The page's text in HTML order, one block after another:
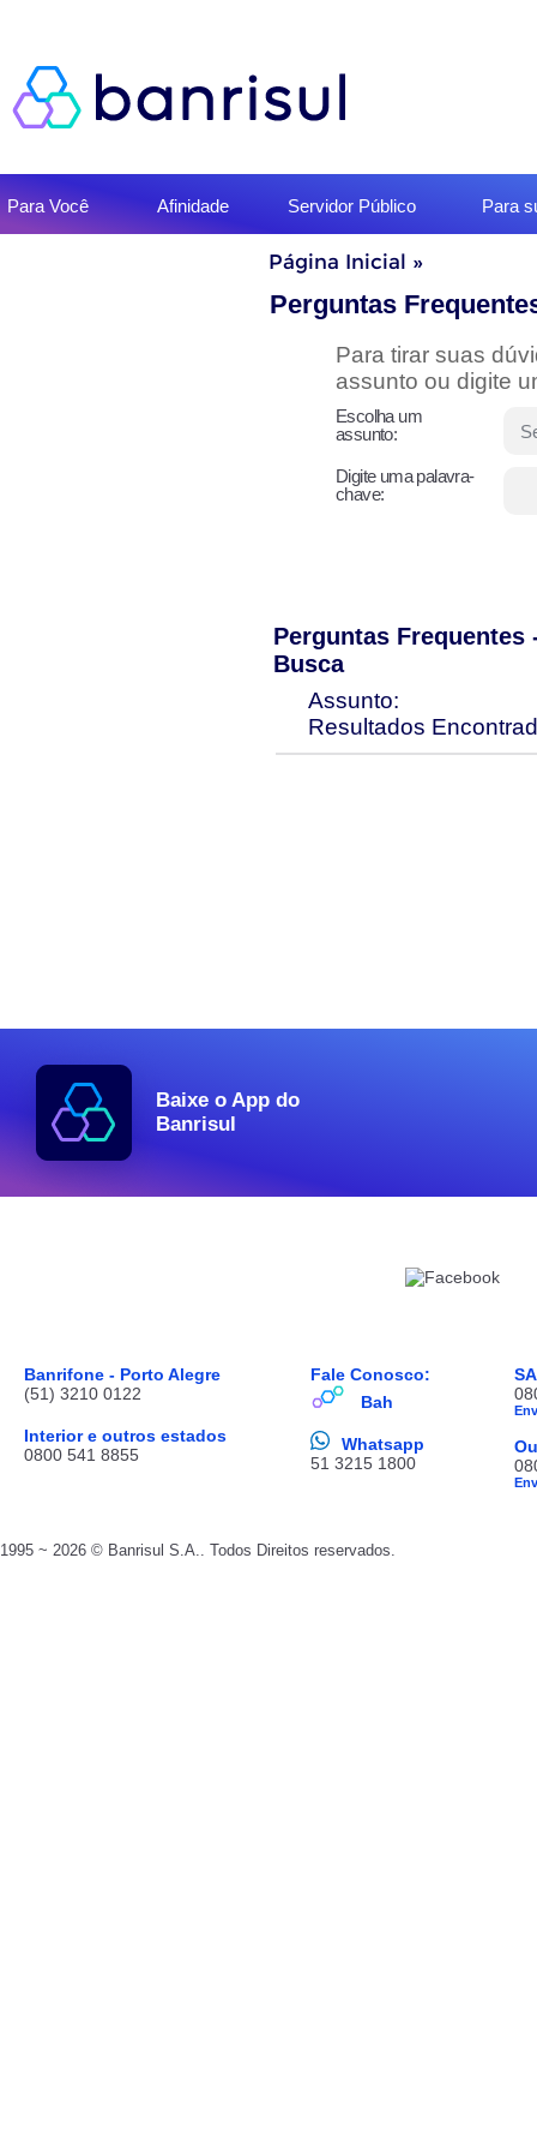
do
menu
Para Você Afinidade Servidor Público Para
Início
doPágina Inicial »
Perguntas
Para tirar suas
assunto ou digite
Escolha um
assunto:
Digite uma palavra-
chave:
Perguntas Frequentes
Busca
Assunto:
Resultados
Baixe o App do
Banrisul
Banrifone - Porto Alegre
(51) 3210 0122
Interior e outros estados
0800 541 8855
Fale Conosco:
Bah
Whatsapp
51 3215 1800
1995 ~ 2026 © Banrisul S.A.. Todos Direitos reservados.